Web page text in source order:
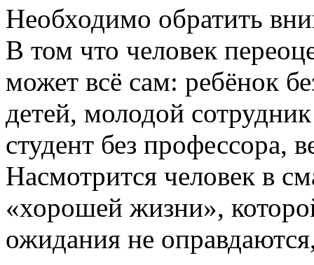
Необходимо обратить
В том что человек
может всё сам: ребёнок
детей, молодой
студент без профессора,
Насмотрится человек в
«хорошей жизни»,
ожидания не